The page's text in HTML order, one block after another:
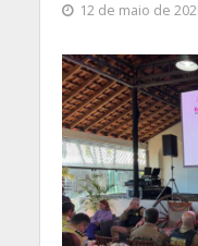
12 de maio de